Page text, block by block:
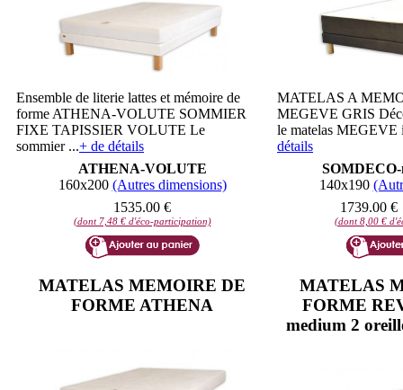
Ensemble de literie lattes et mémoire de
forme ATHENA-VOLUTE SOMMIER
FIXE TAPISSIER VOLUTE Le
sommier ...+ de détails
ATHENA-VOLUTE
160x200 (Autres dimensions)
1535.00 €
(dont 7,48 € d'éco-participation)
MATELAS A
MEGEVE GRIS
le matelas MEGEVE
détails
SOMDECO-
140x190
1739.00 €
(dont 8,00 €
MATELAS MEMOIRE DE
FORME ATHENA
MATELAS
FORME
medium 2